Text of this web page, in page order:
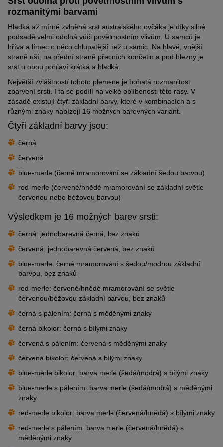
rozmanitými barvami
Hladká až mírně zvlněná srst australského ovčáka je díky silné
podsadě velmi odolná vůči povětrnostním vlivům. U samců je
hříva a límec o něco chlupatější než u samic. Na hlavě, vnější
straně uší, na přední straně předních končetin a pod hlezny je
srst u obou pohlaví krátká a hladká.
Největší zvláštností tohoto plemene je bohatá rozmanitost
zbarvení srsti. I ta se podílí na velké oblíbenosti této rasy. V
zásadě existují čtyři základní barvy, které v kombinacích a s
různými znaky nabízejí 16 možných barevných variant.
Čtyři základní barvy jsou:
černá
červená
blue-merle (černé mramorování se základní šedou barvou)
red-merle (červené/hnědé mramorování se základní světle
červenou nebo béžovou barvou)
Výsledkem je 16 možných barev srsti:
černá: jednobarevná černá, bez znaků
červená: jednobarevná červená, bez znaků
blue-merle: černé mramorování s šedou/modrou základní
barvou, bez znaků
red-merle: červené/hnědé mramorování se světle
červenou/béžovou základní barvou, bez znaků
černá s pálením: černá s měděnými znaky
černá bikolor: černá s bílými znaky
červená s pálením: červená s měděnými znaky
červená bikolor: červená s bílými znaky
blue-merle bikolor: barva merle (šedá/modrá) s bílými znaky
blue-merle s pálením: barva merle (šedá/modrá) s měděnými
znaky
red-merle bikolor: barva merle (červená/hnědá) s bílými znaky
red-merle s pálením: barva merle (červená/hnědá) s
měděnými znaky